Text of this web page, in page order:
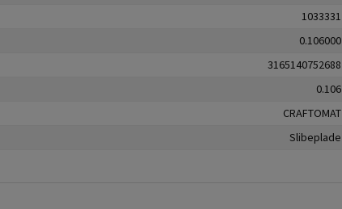
1033331
0.106000
3165140752688
0.106
CRAFTOMAT
Slibeplade